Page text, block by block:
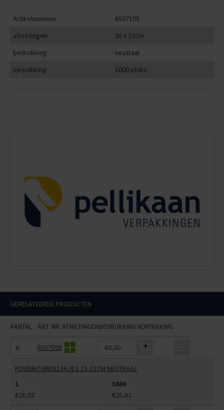
Artikelnummer
6507105
afmetingen
26 x 32cm
bedrukking
neutraal
verpakking
1000 stuks
GERELATEERDE PRODUCTEN
AANTAL ART. NR.AFMETINGENBEDRUKKINGVERPAKKING
6507095 €0,00
FOURNITURENZAKJES 15-22CM NEUTRAAL
1
5000
€28,02
€25,62